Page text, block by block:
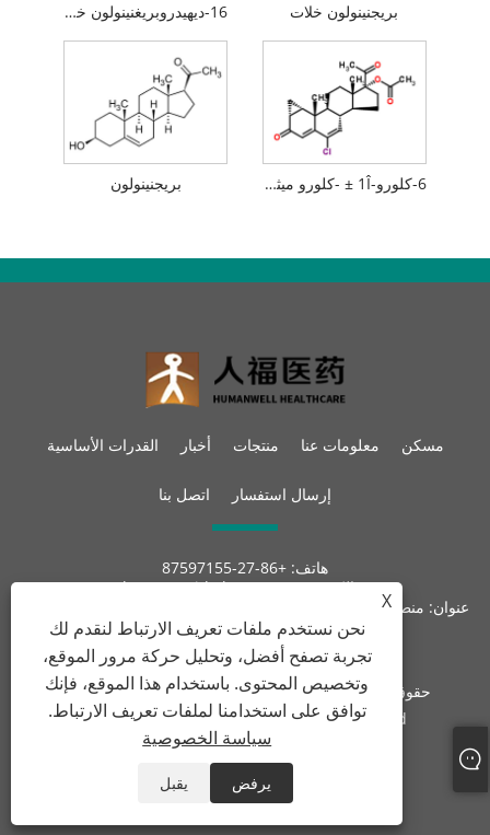
16-ديهيدروبريغنينولون خلات (16-DPA) بريجنينولون خلات
بريجنينولون 6-كلورو-1Î ± -كلورو ميثيل-3،20-ديوكسو-بريجنا-4،6-ديين-17Î ±-أسيتوكسي
مسكن معلومات عنا منتجات أخبار القدرات الأساسية
إرسال استفسار اتصل بنا
هاتف: +86-27-87597155
بريد إلكتروني:sales@steroid-chem.com
عنوان: منطقة جيديان للتنمية الاقتصادية ، مدينة إي-تشو ، هوبي ، الصين.
حقوق الطبع والنشر © 2022 Hubei Gedian Humanwell
Pharmaceutical Co.، Ltd. جميع الحقوق محفوظة
X
نحن نستخدم ملفات تعريف الارتباط لنقدم لك
تجربة تصفح أفضل، وتحليل حركة مرور الموقع،
وتخصيص المحتوى. باستخدام هذا الموقع، فإنك
توافق على استخدامنا لملفات تعريف الارتباط.
سياسة الخصوصية
يرفض يقبل